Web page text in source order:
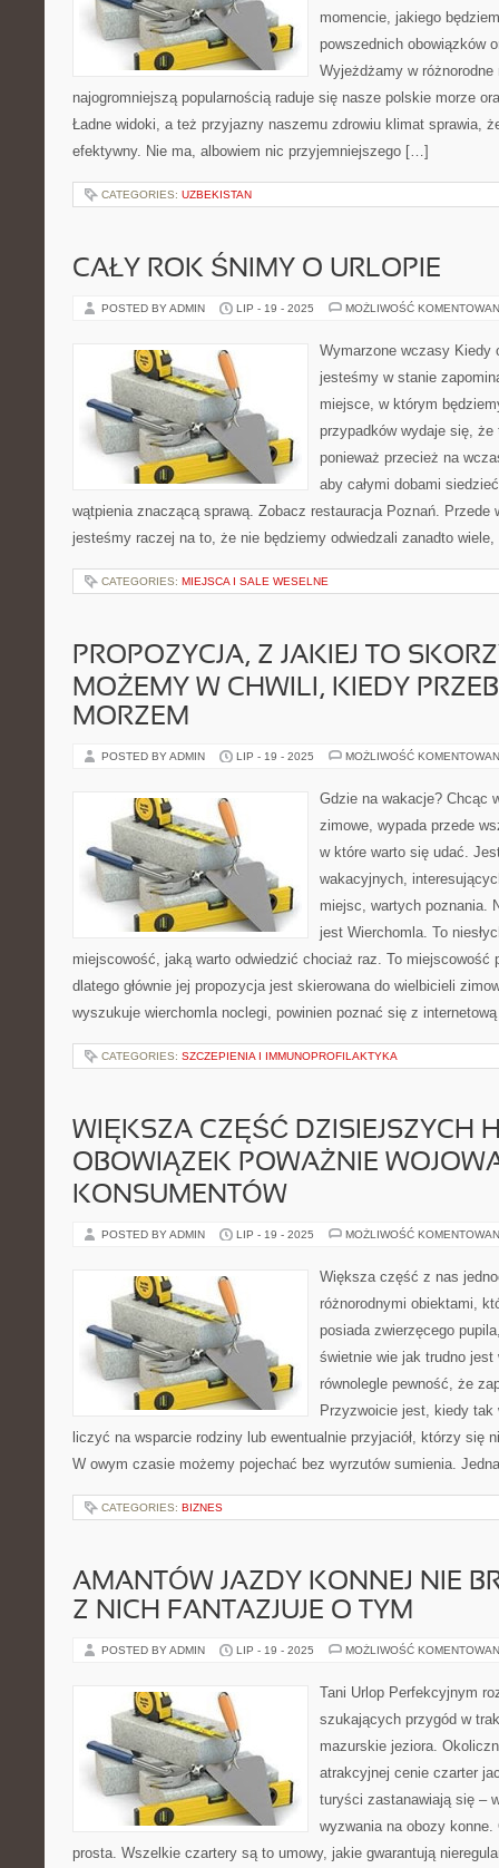
momencie, jakiego
powszednich obowiązków
Wyjeżdżamy w
najogromniejszą popularnością raduje się nasze polskie morze
Ładne widoki, a też przyjazny naszemu zdrowiu klimat sprawia,
efektywny. Nie ma, albowiem nic przyjemniejszego […]
CATEGORIES: UZBEKISTAN
CAŁY ROK ŚNIMY O URLOPIE
POSTED BY ADMIN LIP - 19 - 2025 MOŻLIWOŚĆ
Wymarzone wczasy Kiedy
jesteśmy w stanie
miejsce, w którym
przypadków wydaje się, że
ponieważ przecież na
aby całymi dobami
wątpienia znaczącą sprawą. Zobacz restauracja Poznań.
jesteśmy raczej na to, że nie będziemy odwiedzali zanadto
CATEGORIES: MIEJSCA I SALE WESELNE
PROPOZYCJA, Z JAKIEJ TO
MOŻEMY W CHWILI, KIEDY
MORZEM
POSTED BY ADMIN LIP - 19 - 2025 MOŻLIWOŚĆ
Gdzie na wakacje? Chcąc
zimowe, wypada przede
w które warto się udać.
wakacyjnych,
miejsc, wartych poznania.
jest Wierchomla. To
miejscowość, jaką warto odwiedzić chociaż raz. To miejscowość
dlatego głównie jej propozycja jest skierowana do wielbicieli
wyszukuje wierchomla noclegi, powinien poznać się z
CATEGORIES: SZCZEPIENIA I IMMUNOPROFILAKTYKA
WIĘKSZA CZĘŚĆ DZISIEJSZYCH
OBOWIĄZEK POWAŻNIE
KONSUMENTÓW
POSTED BY ADMIN LIP - 19 - 2025 MOŻLIWOŚĆ
Większa część z nas
różnorodnymi obiektami,
posiada zwierzęcego
świetnie wie jak trudno
równolegle pewność, że
Przyzwoicie jest, kiedy tak
liczyć na wsparcie rodziny lub ewentualnie przyjaciół, którzy się
W owym czasie możemy pojechać bez wyrzutów sumienia.
CATEGORIES: BIZNES
AMANTÓW JAZDY KONNEJ NIE
Z NICH FANTAZJUJE O TYM
POSTED BY ADMIN LIP - 19 - 2025 MOŻLIWOŚĆ
Tani Urlop Perfekcyjnym
szukających przygód w
mazurskie jeziora.
atrakcyjnej cenie czarter
turyści zastanawiają się –
wyzwania na obozy
prosta. Wszelkie czartery są to umowy, jakie gwarantują